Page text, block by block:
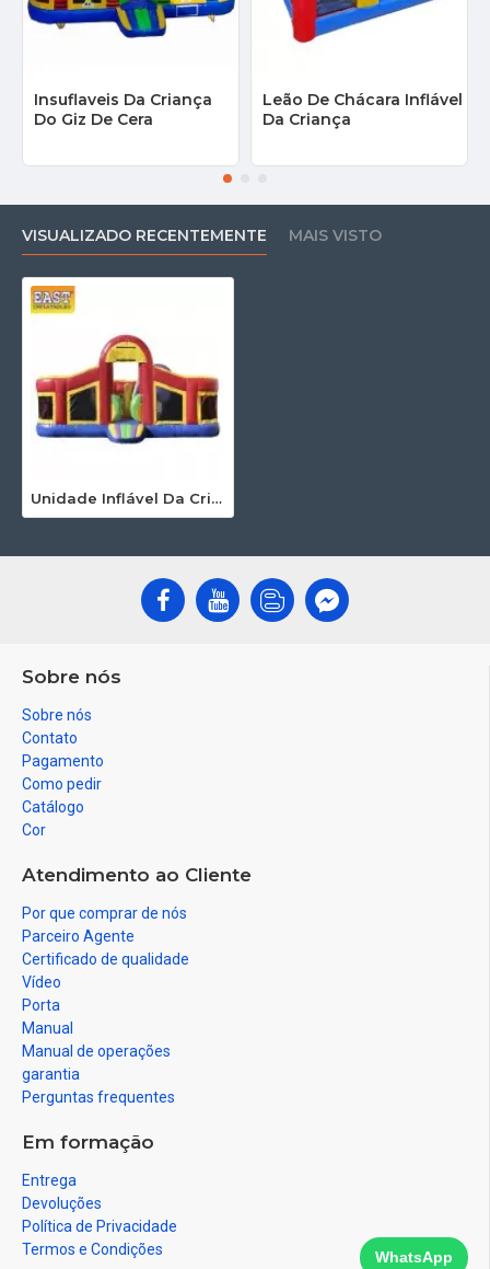
Insuflaveis Da Criança
Do Giz De Cera
Leão De Chácara Inflável
Da Criança
VISUALIZADO RECENTEMENTE MAIS VISTO
Unidade Inflável Da Criança
Sobre nós
Sobre nós
Contato
Pagamento
Como pedir
Catálogo
Cor
Atendimento ao Cliente
Por que comprar de nós
Parceiro Agente
Certificado de qualidade
Vídeo
Porta
Manual
Manual de operações
garantia
Perguntas frequentes
Em formação
Entrega
Devoluções
Política de Privacidade
Termos e Condições
WhatsApp